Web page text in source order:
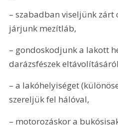
– szabadban viseljünk zárt
járjunk mezítláb,
– gondoskodjunk a lakott
darázsfészek
– a lakóhelyiséget
szereljük fel hálóval,
– motorozáskor a